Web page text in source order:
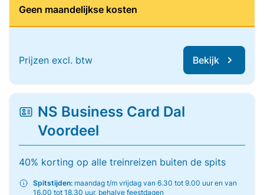
Geen maandelijkse kosten
Prijzen excl. btw Bekijk
NS Business Card Dal
Voordeel
40% korting op alle treinreizen buiten de spits
Spitstijden: maandag t/m vrijdag van 6.30 tot 9.00 uur en van
16.00 tot 18.30 uur, behalve feestdagen